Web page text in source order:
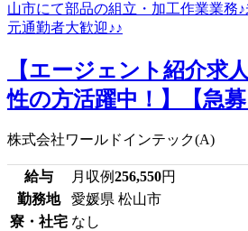
【エージェント紹介求
性の方活躍中！】【急
株式会社ワールドインテック(A)
給与 月収例256,550円
勤務地
愛媛県 松山市
寮・社宅 なし